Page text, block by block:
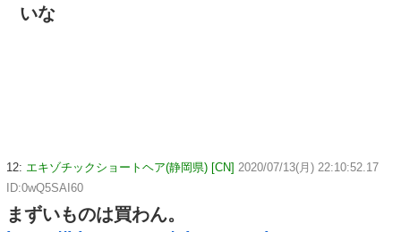
いな
12: エキゾチックショートヘア(静岡県) [CN] 2020/07/13(月) 22:10:52.17
ID:0wQ5SAI60
まずいものは買わん。